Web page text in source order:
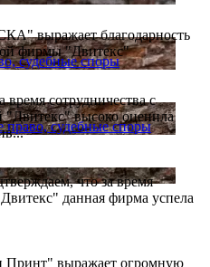
судебные споры
судебные споры
выражает благодарность
фирмы "Двитекс"
сотрудничества с
высоко оценила
что за время
данная фирма успела
выражает огромную